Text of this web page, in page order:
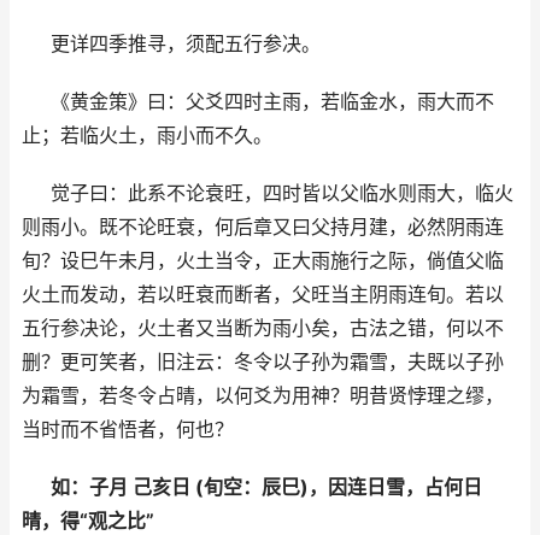
更详四季推寻，须配五行参决。
《黄金策》曰：父爻四时主雨，若临金水，雨大而不
止；若临火土，雨小而不久。
觉子曰：此系不论衰旺，四时皆以父临水则雨大，临火
则雨小。既不论旺衰，何后章又曰父持月建，必然阴雨连
旬？设巳午未月，火土当令，正大雨施行之际，倘值父临
火土而发动，若以旺衰而断者，父旺当主阴雨连旬。若以
五行参决论，火土者又当断为雨小矣，古法之错，何以不
删？更可笑者，旧注云：冬令以子孙为霜雪，夫既以子孙
为霜雪，若冬令占晴，以何爻为用神？明昔贤悖理之缪，
当时而不省悟者，何也？
如：子月 己亥日 (旬空：辰巳)，因连日雪，占何日
晴，得“观之比”